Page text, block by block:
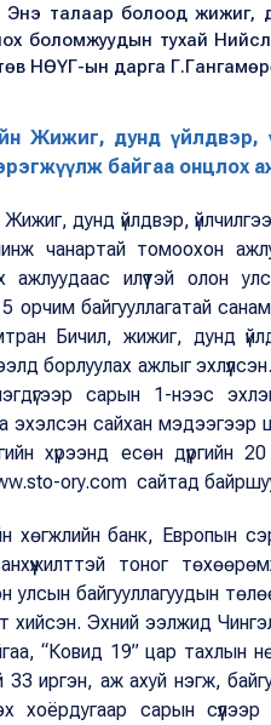
Энэ талаар болоод жижиг,
боломжуудын тухай
НӨҮГ-ын дарга
Жижиг, дунд үйлдвэр,
байгаа онцлох
дунд үйлдвэр,
чанартай томоохон
ажлуудаас илүүтэй олон
орчим байгууллагатай
Бичил, жижиг, дунд
борлуулах ажлыг
сарын 1-нээс
эхэлсэн сайхан мэдээгээр
хүрээнд есөн дүүргийн
ory.com сайтад
хөгжлийн банк, Европын
тоног
байгууллагуудын
хийсэн. Эхний ээлжид
“Ковид 19” цар тахлын
иргэн, аж ахуй нэгж,
хоёрдугаар сарын